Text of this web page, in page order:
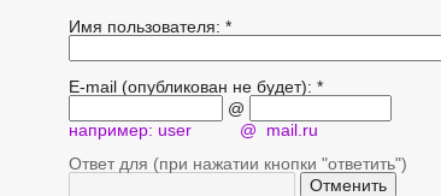
Имя пользователя: *
E-mail (опубликован не будет): *
@
например: user @ mail.ru
Ответ для (при нажатии кнопки "ответить")